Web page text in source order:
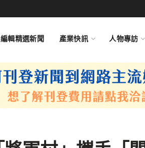
編輯精選新聞 產業快訊 人物專訪